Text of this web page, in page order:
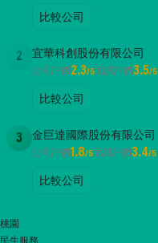
比較公司
2 宜華科創股份有限公司
公司評價2.3/5面試評價3.5/5
比較公司
3 金巨達國際股份有限公司
公司評價1.8/5面試評價3.4/5
比較公司
桃園
民生服務